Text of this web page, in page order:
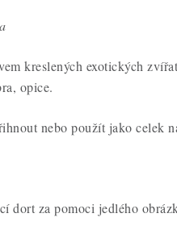
kreslených exotických
opice.
nebo použít jako celek
dort za pomoci jedlého